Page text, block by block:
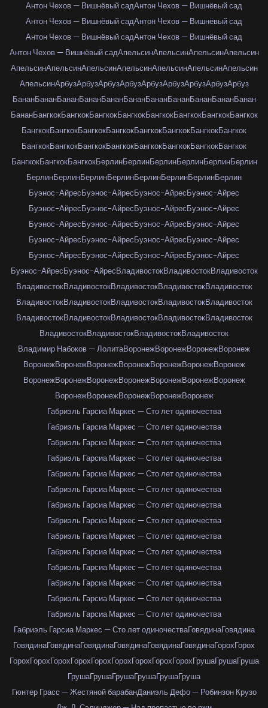
Антон Чехов — Вишнёвый садАнтон Чехов — Вишнёвый сад
Антон Чехов — Вишнёвый садАнтон Чехов — Вишнёвый сад
Антон Чехов — Вишнёвый садАнтон Чехов — Вишнёвый сад
Антон Чехов — Вишнёвый садАпельсинАпельсинАпельсинАпельсин
АпельсинАпельсинАпельсинАпельсинАпельсинАпельсинАпельсин
АпельсинАрбузАрбузАрбузАрбузАрбузАрбузАрбузАрбузАрбуз
БананБананБананБананБананБананБананБананБананБананБанан
БананБангкокБангкокБангкокБангкокБангкокБангкокБангкокБангкок
БангкокБангкокБангкокБангкокБангкокБангкокБангкокБангкок
БангкокБангкокБангкокБангкокБангкокБангкокБангкокБангкок
БангкокБангкокБангкокБерлинБерлинБерлинБерлинБерлинБерлин
БерлинБерлинБерлинБерлинБерлинБерлинБерлинБерлин
Буэнос-АйресБуэнос-АйресБуэнос-АйресБуэнос-Айрес
Буэнос-АйресБуэнос-АйресБуэнос-АйресБуэнос-Айрес
Буэнос-АйресБуэнос-АйресБуэнос-АйресБуэнос-Айрес
Буэнос-АйресБуэнос-АйресБуэнос-АйресБуэнос-Айрес
Буэнос-АйресБуэнос-АйресБуэнос-АйресБуэнос-Айрес
Буэнос-АйресБуэнос-АйресВладивостокВладивостокВладивосток
ВладивостокВладивостокВладивостокВладивостокВладивосток
ВладивостокВладивостокВладивостокВладивостокВладивосток
ВладивостокВладивостокВладивостокВладивостокВладивосток
ВладивостокВладивостокВладивостокВладивосток
Владимир Набоков — ЛолитаВоронежВоронежВоронежВоронеж
ВоронежВоронежВоронежВоронежВоронежВоронежВоронеж
ВоронежВоронежВоронежВоронежВоронежВоронежВоронеж
ВоронежВоронежВоронежВоронежВоронеж
Габриэль Гарсиа Маркес — Сто лет одиночества
Габриэль Гарсиа Маркес — Сто лет одиночества
Габриэль Гарсиа Маркес — Сто лет одиночества
Габриэль Гарсиа Маркес — Сто лет одиночества
Габриэль Гарсиа Маркес — Сто лет одиночества
Габриэль Гарсиа Маркес — Сто лет одиночества
Габриэль Гарсиа Маркес — Сто лет одиночества
Габриэль Гарсиа Маркес — Сто лет одиночества
Габриэль Гарсиа Маркес — Сто лет одиночества
Габриэль Гарсиа Маркес — Сто лет одиночества
Габриэль Гарсиа Маркес — Сто лет одиночества
Габриэль Гарсиа Маркес — Сто лет одиночества
Габриэль Гарсиа Маркес — Сто лет одиночества
Габриэль Гарсиа Маркес — Сто лет одиночества
Габриэль Гарсиа Маркес — Сто лет одиночестваГовядинаГовядина
ГовядинаГовядинаГовядинаГовядинаГовядинаГовядинаГорохГорох
ГорохГорохГорохГорохГорохГорохГорохГорохГорохГрушаГрушаГруша
ГрушаГрушаГрушаГрушаГрушаГруша
Гюнтер Грасс — Жестяной барабанДаниэль Дефо — Робинзон Крузо